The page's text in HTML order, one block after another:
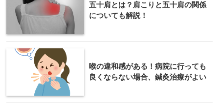
五十肩とは？肩こりと五十肩の関係
についても解説！
喉の違和感がある！病院に行っても
良くならない場合、鍼灸治療がよい